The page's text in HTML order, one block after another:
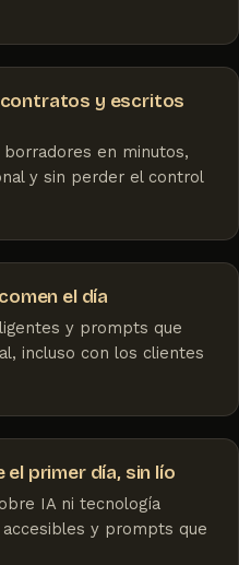
y escritos
en minutos,
y sin perder el control
el día
y prompts que
incluso con los clientes
primer día, sin lío
IA ni tecnología
y prompts que